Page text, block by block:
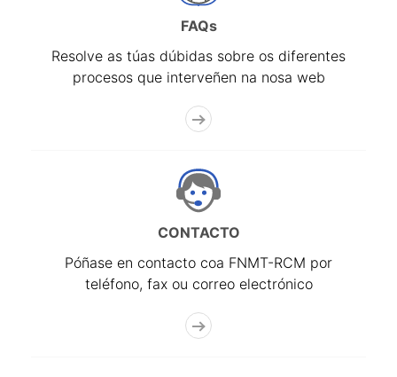
FAQs
Resolve as túas dúbidas sobre os diferentes
procesos que interveñen na nosa web
CONTACTO
Póñase en contacto coa FNMT-RCM por
teléfono, fax ou correo electrónico